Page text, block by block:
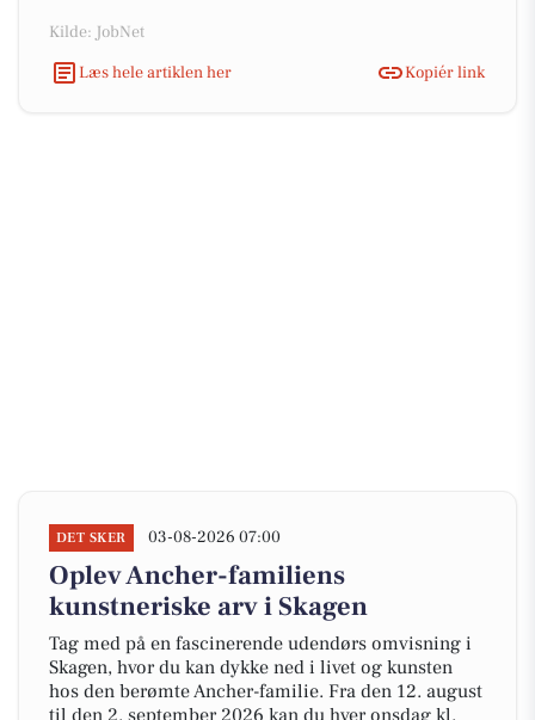
Kilde: JobNet
Læs hele artiklen her
Kopiér link
DET SKER 03-08-2026 07:00
Oplev Ancher-familiens
kunstneriske arv i Skagen
Tag med på en fascinerende udendørs omvisning i
Skagen, hvor du kan dykke ned i livet og kunsten
hos den berømte Ancher-familie. Fra den 12. august
til den 2. september 2026 kan du hver onsdag kl.